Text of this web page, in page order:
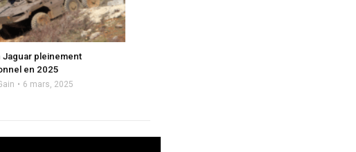
Jaguar pleinement
en 2025
6 mars, 2025